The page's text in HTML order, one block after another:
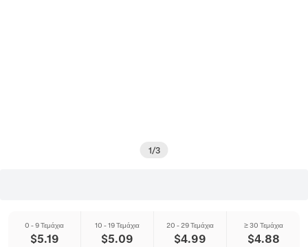
1/3
0 - 9 Τεμάχια
$5.19
10 - 19 Τεμάχια
$5.09
20 - 29 Τεμάχια
$4.99
≥ 30 Τεμάχια
$4.88